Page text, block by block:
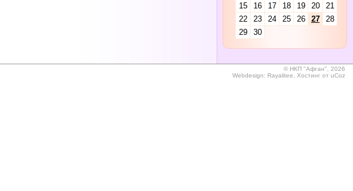
15
16 17 18 19 20
21
22
23 24 25 26 27
28
29
30
©НКП "Афган", 2026
Webdesign: Rayalitee Хостинг от uCoz